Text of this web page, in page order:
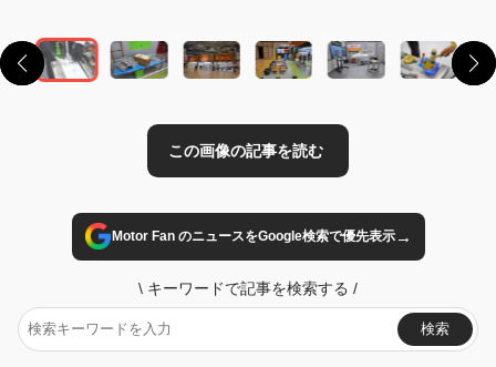
Motor Fan のニュースをGoogle検索で優先表示→
\ キーワードで記事を検索する /
検索